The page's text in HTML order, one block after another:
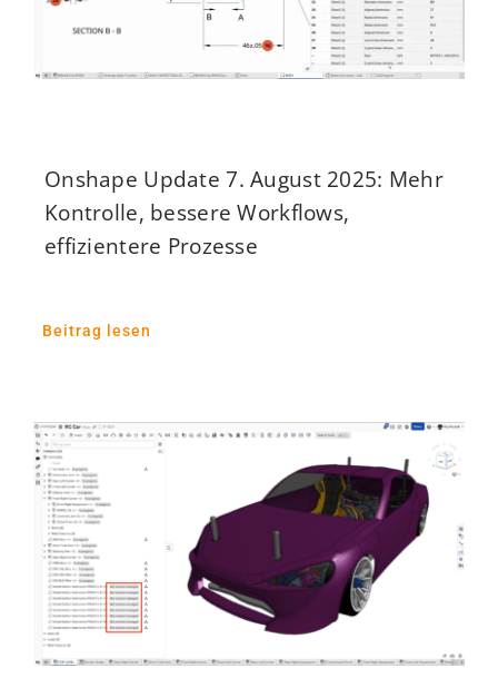
Onshape Update 7. August 2025: Mehr
Kontrolle, bessere Workflows,
effizientere Prozesse
Beitrag lesen